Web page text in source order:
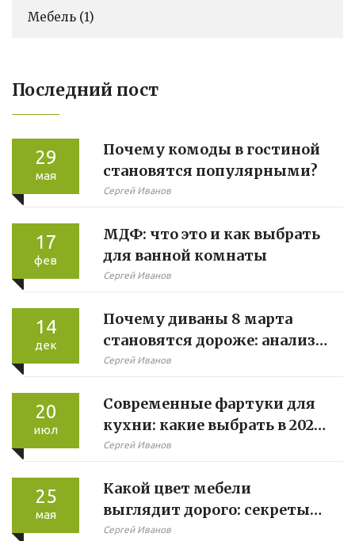
Мебель (1)
Последний пост
29
мая
Почему комоды в гостиной
становятся популярными?
Сергей Иванов
17
фев
МДФ: что это и как выбрать
для ванной комнаты
Сергей Иванов
14
дек
Почему диваны 8 марта
становятся дороже: анализ
и тренды
Сергей Иванов
20
июл
Современные фартуки для
кухни: какие выбрать в 2025
году?
Сергей Иванов
25
мая
Какой цвет мебели
выглядит дорого: секреты
выбора
Сергей Иванов